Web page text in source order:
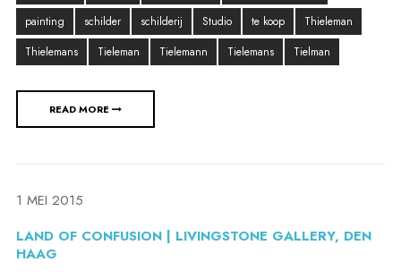
painting
schilder schilderij Studio te koop
Thieleman
Thielemans
Tieleman Tielemann Tielemans Tielman
READ MORE
1 MEI 2015
LAND OF CONFUSION | LIVINGSTONE GALLERY, DEN
HAAG